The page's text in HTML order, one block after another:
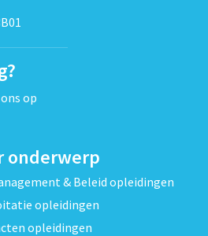
op
onderwerp
& Beleid opleidingen
opleidingen
opleidingen